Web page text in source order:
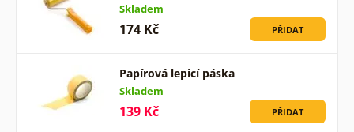
Skladem
174 Kč PŘIDAT
Papírová lepicí páska
Skladem
139 Kč PŘIDAT